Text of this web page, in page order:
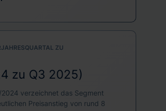
ZU
zu Q3 2025)
verzeichnet das Segment
Preisanstieg von rund 8